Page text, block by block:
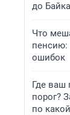
до
Что
пенсию:
ошибок
Где ваш
порог?
по